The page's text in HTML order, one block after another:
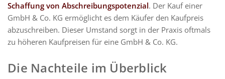
Schaffung von Abschreibungspotenzial. Der Kauf einer
GmbH & Co. KG ermöglicht es dem Käufer den Kaufpreis
abzuschreiben. Dieser Umstand sorgt in der Praxis oftmals
zu höheren Kaufpreisen für eine GmbH & Co. KG.
Die Nachteile im Überblick